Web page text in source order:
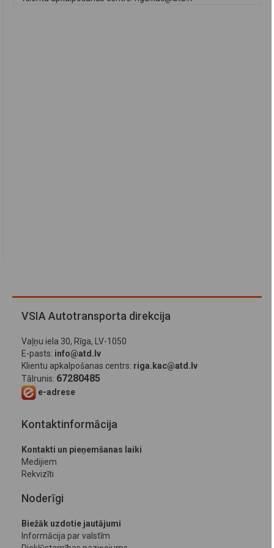
VSIA Autotransporta direkcija
Vaļņu iela 30, Rīga, LV-1050
E-pasts: info@atd.lv
Klientu apkalpošanas centrs: riga.kac@atd.lv
Tālrunis: 67280485
e-adrese
Kontaktinformācija
Kontakti un pieņemšanas laiki
Medijiem
Rekvizīti
Noderīgi
Biežāk uzdotie jautājumi
Informācija par valstīm